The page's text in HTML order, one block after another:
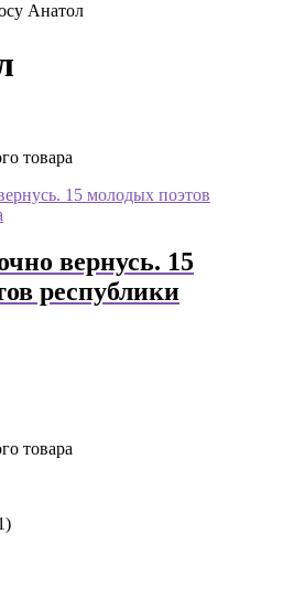
Анатол
товара
вернусь. 15
республики
товара